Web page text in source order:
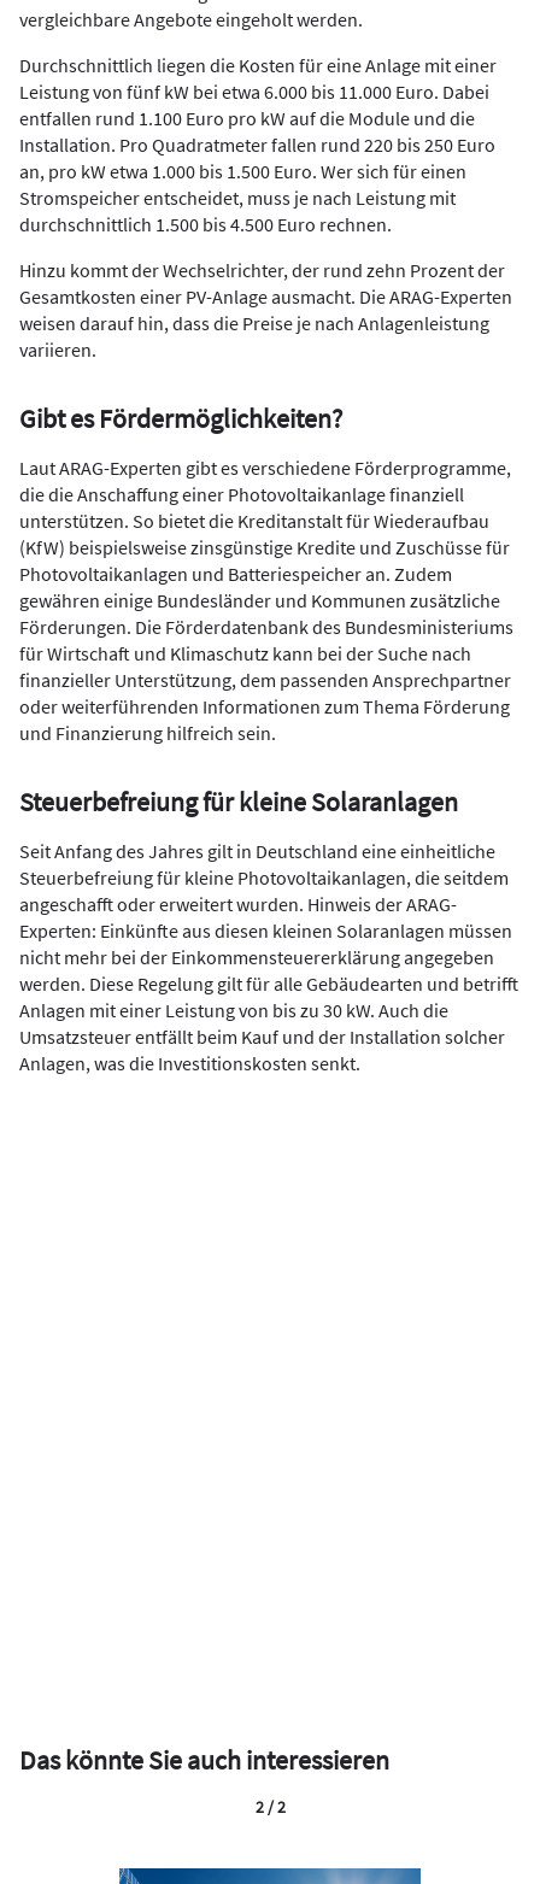
vergleichbare Angebote eingeholt werden.
Durchschnittlich liegen die Kosten für eine Anlage mit einer
Leistung von fünf kW bei etwa 6.000 bis 11.000 Euro. Dabei
entfallen rund 1.100 Euro pro kW auf die Module und die
Installation. Pro Quadratmeter fallen rund 220 bis 250 Euro
an, pro kW etwa 1.000 bis 1.500 Euro. Wer sich für einen
Stromspeicher entscheidet, muss je nach Leistung mit
durchschnittlich 1.500 bis 4.500 Euro rechnen.
Hinzu kommt der Wechselrichter, der rund zehn Prozent der
Gesamtkosten einer PV-Anlage ausmacht. Die ARAG-Experten
weisen darauf hin, dass die Preise je nach Anlagenleistung
variieren.
Gibt es Fördermöglichkeiten?
Laut ARAG-Experten gibt es verschiedene Förderprogramme,
die die Anschaffung einer Photovoltaikanlage finanziell
unterstützen. So bietet die Kreditanstalt für Wiederaufbau
(KfW) beispielsweise zinsgünstige Kredite und Zuschüsse für
Photovoltaikanlagen und Batteriespeicher an. Zudem
gewähren einige Bundesländer und Kommunen zusätzliche
Förderungen. Die Förderdatenbank des Bundesministeriums
für Wirtschaft und Klimaschutz kann bei der Suche nach
finanzieller Unterstützung, dem passenden Ansprechpartner
oder weiterführenden Informationen zum Thema Förderung
und Finanzierung hilfreich sein.
Steuerbefreiung für kleine Solaranlagen
Seit Anfang des Jahres gilt in Deutschland eine einheitliche
Steuerbefreiung für kleine Photovoltaikanlagen, die seitdem
angeschafft oder erweitert wurden. Hinweis der ARAG-
Experten: Einkünfte aus diesen kleinen Solaranlagen müssen
nicht mehr bei der Einkommensteuererklärung angegeben
werden. Diese Regelung gilt für alle Gebäudearten und betrifft
Anlagen mit einer Leistung von bis zu 30 kW. Auch die
Umsatzsteuer entfällt beim Kauf und der Installation solcher
Anlagen, was die Investitionskosten senkt.
Das könnte Sie auch interessieren
2 / 2